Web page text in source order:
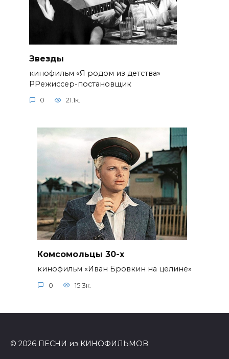
Звезды
кинофильм «Я родом из детства»
РРежиссер-постановщик
0 21.1к.
Комсомольцы 30-x
кинофильм «Иван Бровкин на целине»
0 15.3к.
© 2026 ПЕСНИ из КИНОФИЛЬМОВ